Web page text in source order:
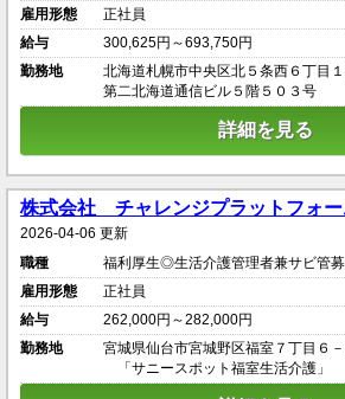
雇用形態
正社員
給与
300,625円～693,750円
勤務地
北海道札幌市中央区北５条西６丁目
第二北海道通信ビル５階５０３号
詳細を見る
株式会社 チャレンジプラットフォー
2026-04-06 更新
職種
福利厚生◎生活介護管理者兼サビ管
雇用形態
正社員
給与
262,000円～282,000円
勤務地
宮城県仙台市宮城野区福室７丁目６－
「サニースポット福室生活介護」